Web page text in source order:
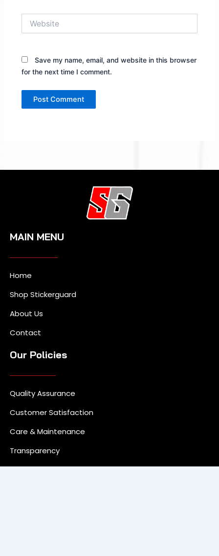
Save my name, email, and website in this browser
for the next time I comment.
MAIN MENU
Home
Shop Stickerguard
About Us
Contact
Our Policies
Quality Assurance
Customer Satisfaction
Care & Maintenance
Transparency